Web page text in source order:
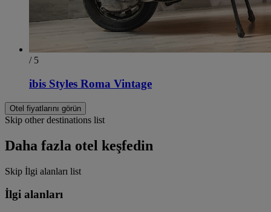
/ 5
ibis Styles Roma Vintage
Otel fiyatlarını görün
Skip other destinations list
Daha fazla otel keşfedin
Skip İlgi alanları list
İlgi alanları